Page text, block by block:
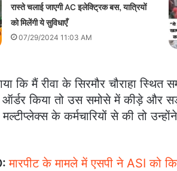
रास्ते चलाई जाएगी AC इलेक्ट्रिक बस, यात्रियों
को मिलेंगी ये सुविधाएँ
07/29/2024 11:03 AM
कि मैं रीवा के सिरमौर चौराहा
किया तो उस समोसे में कीड़े और
के कर्मचारियों से की तो
मारपीट के मामले में एसपी ने ASI को